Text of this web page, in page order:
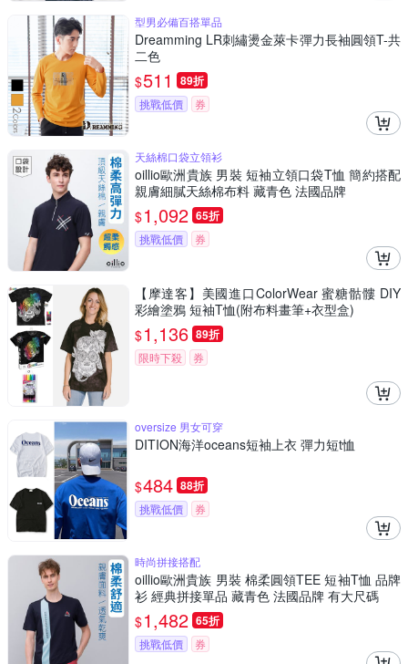
型男必備百搭單品
Dreamming LR刺繡燙金萊卡彈力長袖圓領T-共
二色
$511 89折
挑戰低價 券
天絲棉口袋立領衫
oillio歐洲貴族 男裝 短袖立領口袋T恤 簡約搭配
親膚細膩天絲棉布料 藏青色 法國品牌
$1,092 65折
挑戰低價 券
【摩達客】美國進口ColorWear 蜜糖骷髏 DIY
彩繪塗鴉 短袖T恤(附布料畫筆+衣型盒)
$1,136 89折
限時下殺 券
oversize 男女可穿
DITION海洋oceans短袖上衣 彈力短t恤
$484 88折
挑戰低價 券
時尚拼接搭配
oillio歐洲貴族 男裝 棉柔圓領TEE 短袖T恤 品牌
衫 經典拼接單品 藏青色 法國品牌 有大尺碼
$1,482 65折
挑戰低價 券